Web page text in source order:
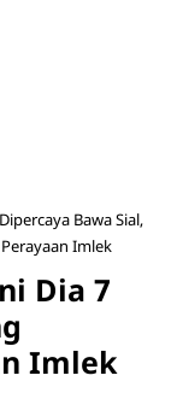
Dipercaya Bawa Sial,
Imlek
Dia 7
Imlek